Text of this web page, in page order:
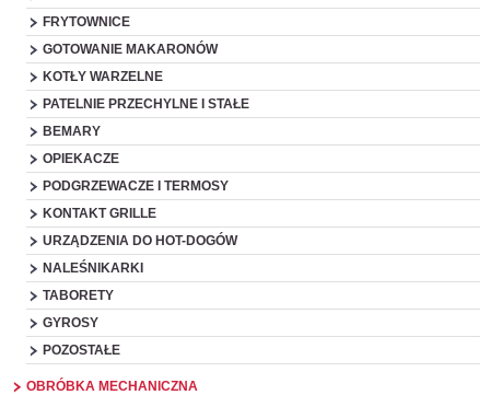
FRYTOWNICE
GOTOWANIE MAKARONÓW
KOTŁY WARZELNE
PATELNIE PRZECHYLNE I STAŁE
BEMARY
OPIEKACZE
PODGRZEWACZE I TERMOSY
KONTAKT GRILLE
URZĄDZENIA DO HOT-DOGÓW
NALEŚNIKARKI
TABORETY
GYROSY
POZOSTAŁE
OBRÓBKA MECHANICZNA